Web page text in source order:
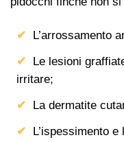
L’arrossamento
Le lesioni
irritare;
La dermatite
L’ispessimento